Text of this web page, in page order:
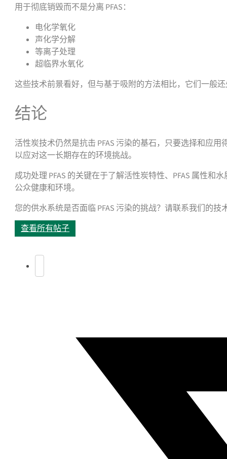
用于彻底销毁而不是分离 PFAS：
电化学氧化
声化学分解
等离子处理
超临界水氧化
这些技术前景看好，但与基于吸附的方法相比，它们一般
结论
活性炭技术仍然是抗击 PFAS 污染的基石，只要选择和应
以应对这一长期存在的环境挑战。
成功处理 PFAS 的关键在于了解活性炭特性、PFAS 属性
公众健康和环境。
您的供水系统是否面临 PFAS 污染的挑战？请联系我们的技
查看所有帖子